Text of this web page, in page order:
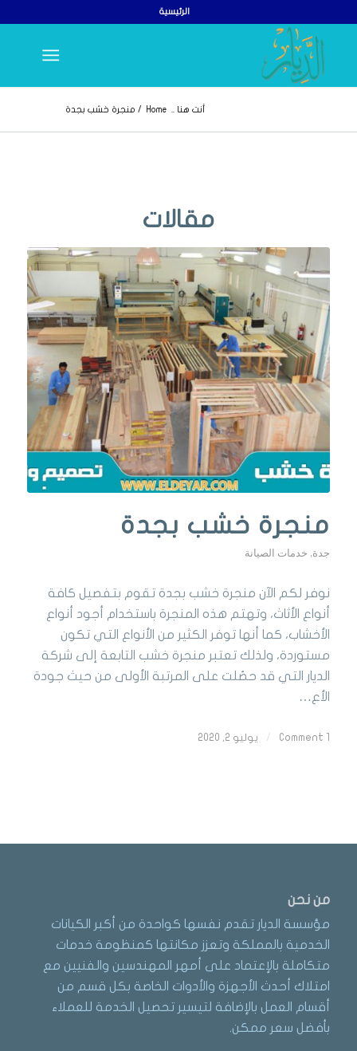
الرئيسية
أنت هنا .. Home
/ منجرة خشب بجدة
مقالات
منجرة خشب بجدة
جدة, خدمات الصيانة
نوفر لكم الآن منجرة خشب بجدة تقوم بتفصيل كافة
أنواع الأثاث، وتهتم هذه المنجرة باستخدام أجود أنواع
الأخشاب، كما أنها توفر الكثير من الأنواع التي تكون
مستوردة، ولذلك تعتبر منجرة خشب التابعة إلى شركة
الديار التي قد حصُلت على المرتبة الأولى من حيث جودة
الأع…
1 Comment
/ يوليو 2, 2020
من نحن
مؤسسة الديار تقدم نفسها كواحدة من أكبر الكيانات
الخدمية بالمملكة وتعزز مكانتها كمنظومة خدمات
متكاملة بالإعتماد على أمهر المهندسين والفنيين مع
امتلاك أحدث الأجهزة والأدوات الخاصة بكل قسم من
أقسام العمل بالإضافة لتيسير تحصيل الخدمة للعملاء
بأفضل سعر ممكن.